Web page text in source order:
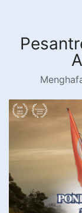
konten